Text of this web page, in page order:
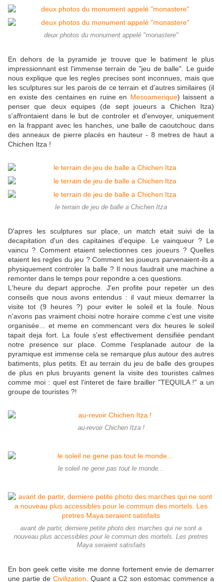
deux photos du monument appelé "monastere"
En dehors de la pyramide je trouve que le batiment le plus
impressionnant est l'immense terrain de "jeu de balle". Le guide
nous explique que les regles precises sont inconnues, mais que
les sculptures sur les parois de ce terrain et d'autres similaires (il
en existe des centaines en ruine en Mesoamerique) laissent a
penser que deux equipes (de sept joueurs a Chichen Itza)
s'affrontaient dans le but de controler et d'envoyer, uniquement
en la frappant avec les hanches, une balle de caoutchouc dans
des anneaux de pierre placés en hauteur - 8 metres de haut a
Chichen Itza !
le terrain de jeu de balle a Chichen Itza
D'apres les sculptures sur place, un match etait suivi de la
decapitation d'un des capitaines d'equipe. Le vainqueur ? Le
vaincu ? Comment etaient selectionnes ces joueurs ? Quelles
etaient les regles du jeu ? Comment les joueurs parvenaient-ils a
physiquement controler la balle ? Il nous faudrait une machine a
remonter dans le temps pour repondre a ces questions.
L'heure du depart approche. J'en profite pour repeter un des
conseils que nous avons entendus : il vaut mieux demarrer la
visite tot (9 heures ?) pour eviter le soleil et la foule. Nous
n'avons pas vraiment choisi notre horaire comme c'est une visite
organisée... et meme en commencant vers dix heures le soleil
tapait deja fort. La foule s'est effectivement densifiée pendant
notre presence sur place. Comme l'esplanade autour de la
pyramique est immense cela se remarque plus autour des autres
batiments, plus petits. Et au terrain du jeu de balle des groupes
de plus en plus bruyants genent la visite des touristes calmes
comme moi : quel est l'interet de faire brailler "TEQUILA !" a un
groupe de touristes ?!
au-revoir Chichen Itza !
le soleil ne gene pas tout le monde...
avant de partir, derniere petite photo des marches qui ne sont a
nouveau plus accessibles pour le commun des mortels. Les pretres
Maya seraient satisfaits
En bon geek cette visite me donne fortement envie de demarrer
une partie de Civilization . Quant a C2 son estomac commence a